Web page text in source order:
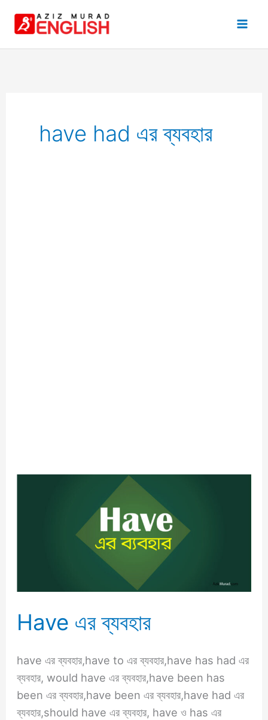
have had এর ব্যবহার
Have এর ব্যবহার
have এর ব্যবহার,have to এর ব্যবহার,have has had এর
ব্যবহার, would have এর ব্যবহার,have been has
been এর ব্যবহার,have been এর ব্যবহার,have had এর
ব্যবহার,should have এর ব্যবহার, have ও has এর